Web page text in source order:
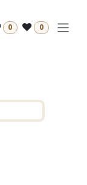
0 0